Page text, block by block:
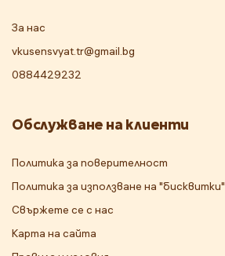
За нас
vkusensvyat.tr@gmail.bg
0884429232
Обслужване на клиенти
Политика за поверителност
Политика за използване на "бисквитки"
Свържете се с нас
Карта на сайта